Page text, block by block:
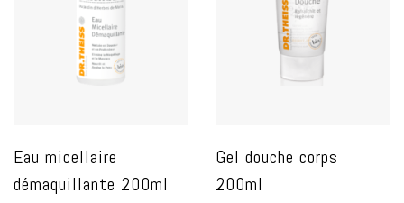
Eau micellaire
démaquillante 200ml
Gel douche corps
200ml